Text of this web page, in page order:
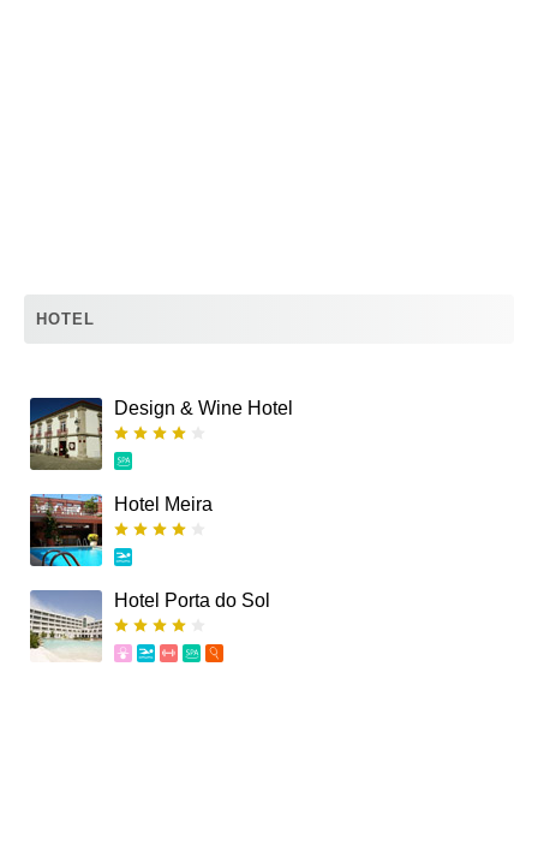
HOTEL
Design & Wine Hotel
Hotel Meira
Hotel Porta do Sol